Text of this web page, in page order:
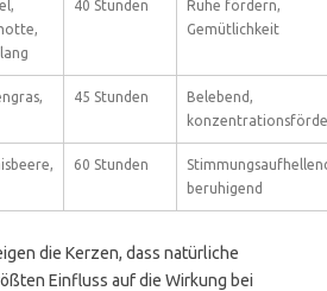
40 Stunden
Ruhe fördern,
Gemütlichkeit
45 Stunden
Belebend,
60 Stunden
beruhigend
die Kerzen, dass natürliche
Einfluss auf die Wirkung bei